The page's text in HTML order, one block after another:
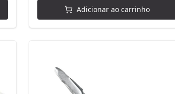
Adicionar ao carrinho